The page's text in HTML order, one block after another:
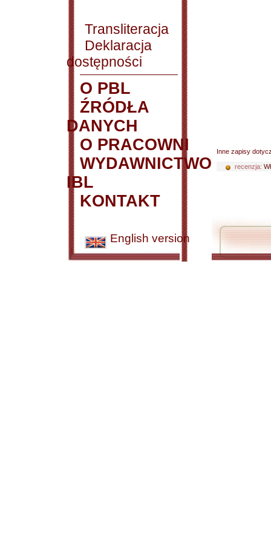
Transliteracja
Deklaracja
dostępności
O PBL
ŹRÓDŁA
DANYCH
O PRACOWNI
WYDAWNICTWO
IBL
KONTAKT
English version
Inne zapisy
recenzja: